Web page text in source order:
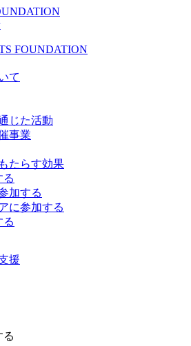
て
じた活動
事業
たらす効果
る
加する
に参加する
る
援
る